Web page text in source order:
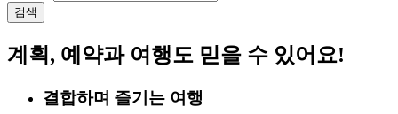
검색
계획, 예약과 여행도 믿을 수 있어요!
결합하며 즐기는 여행